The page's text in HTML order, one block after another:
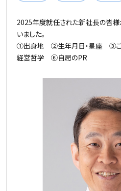
2025年度就任された新社長の皆様
いました。
①出身地 ②生年月日・星座 ③
経営哲学 ⑥自局のPR